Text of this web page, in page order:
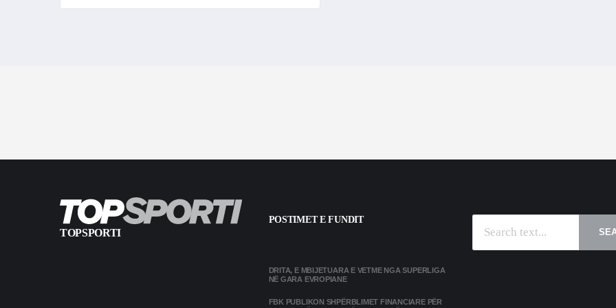
TOPSPORTI
POSTIMET E FUNDIT
DRITA, E MBIJETUARA E VETME NGA SUPERLIGA
NË GARA EVROPIANE
FBK PUBLIKON SHPËRBLIMET FINANCIARE PËR